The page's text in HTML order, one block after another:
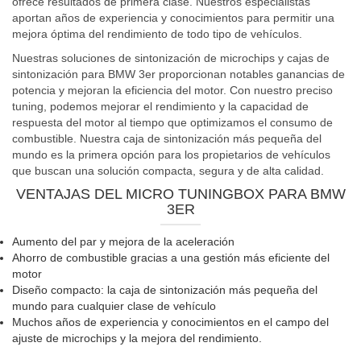
aportan años de experiencia y conocimientos para permitir una
mejora óptima del rendimiento de todo tipo de vehículos.
Nuestras soluciones de sintonización de microchips y cajas de
sintonización para BMW 3er proporcionan notables ganancias de
potencia y mejoran la eficiencia del motor. Con nuestro preciso
tuning, podemos mejorar el rendimiento y la capacidad de
respuesta del motor al tiempo que optimizamos el consumo de
combustible. Nuestra caja de sintonización más pequeña del
mundo es la primera opción para los propietarios de vehículos
que buscan una solución compacta, segura y de alta calidad.
VENTAJAS DEL MICRO TUNINGBOX PARA BMW
3ER
Aumento del par y mejora de la aceleración
Ahorro de combustible gracias a una gestión más eficiente del
motor
Diseño compacto: la caja de sintonización más pequeña del
mundo para cualquier clase de vehículo
Muchos años de experiencia y conocimientos en el campo del
ajuste de microchips y la mejora del rendimiento.